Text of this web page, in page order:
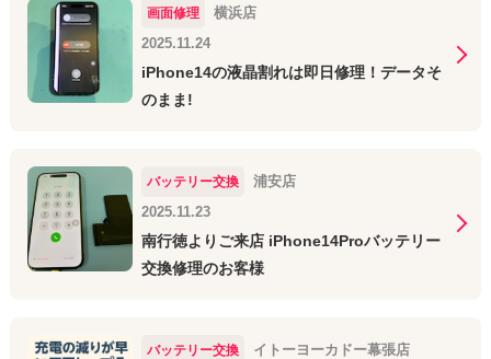
画面修理
横浜店
2025.11.24
iPhone14の液晶割れは即日修理！データそ
のまま!
バッテリー交換
浦安店
2025.11.23
南行徳よりご来店 iPhone14Proバッテリー
交換修理のお客様
バッテリー交換
イトーヨーカドー幕張店